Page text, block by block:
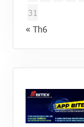
31
« Th6